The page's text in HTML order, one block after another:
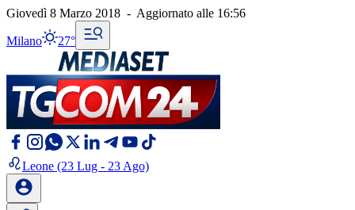
Giovedì 8 Marzo 2018 - Aggiornato alle 16:56
Milano 27°
Leone (23 Lug - 23 Ago)